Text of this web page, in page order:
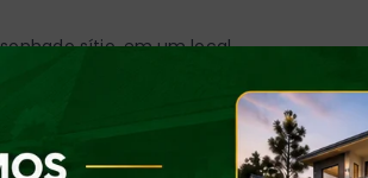
sítio, em um local
e agende uma